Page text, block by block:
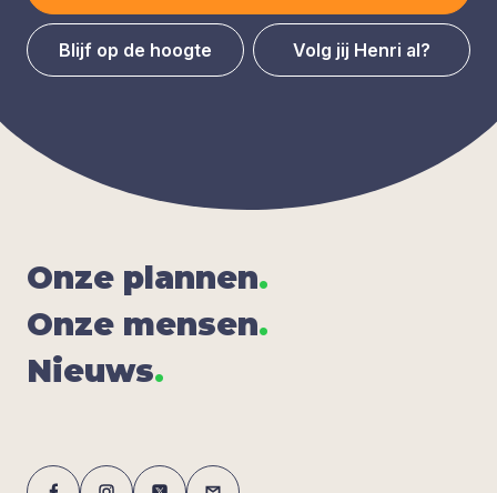
Blijf op de hoogte Volg jij Henri al?
Onze plan­nen.
Onze men­sen.
Nieuws.